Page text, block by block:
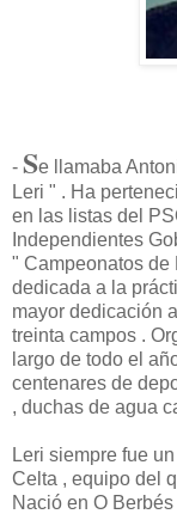
- Se llamaba
Leri " . Ha
en las listas del
Independientes
" Campeonatos de
dedicada a la
mayor dedicación
treinta campos .
largo de todo el
centenares de
, duchas de agua
Leri siempre fue
Celta , equipo del
Nació en O